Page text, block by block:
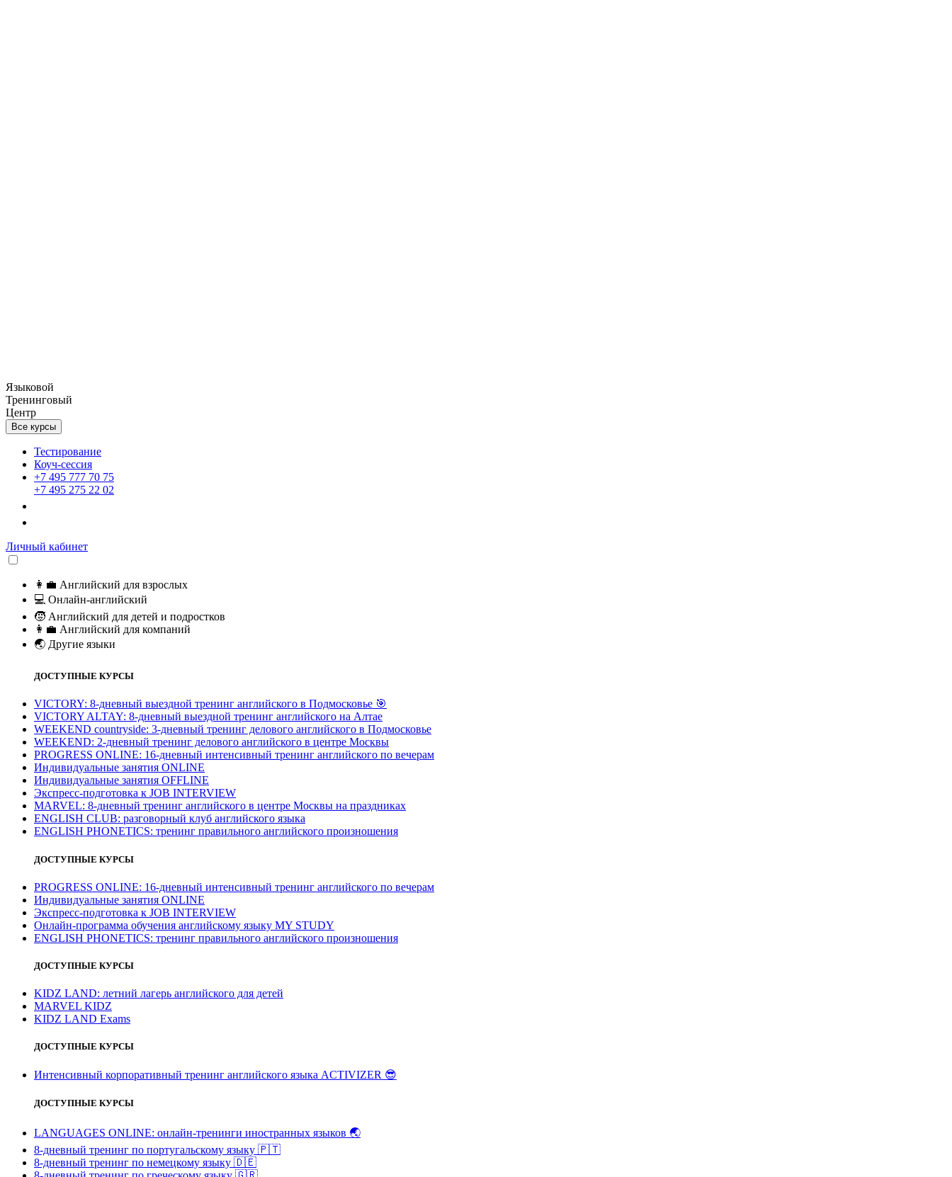
Языковой
Тренинговый
Центр
Все курсы
Тестирование
Коуч-сессия
+7 495 777 70 75
+7 495 275 22 02
Личный кабинет
👩‍💼 Английский для взрослых
💻 Онлайн-английский
🧒 Английский для детей и подростков
👩‍💼 Английский для компаний
🌏 Другие языки
ДОСТУПНЫЕ КУРСЫ
VICTORY: 8-дневный выездной тренинг английского в Подмосковье 🎯
VICTORY ALTAY: 8-дневный выездной тренинг английского на Алтае
WEEKEND countryside: 3-дневный тренинг делового английского в Подмосковье
WEEKEND: 2-дневный тренинг делового английского в центре Москвы
PROGRESS ONLINE: 16-дневный интенсивный тренинг английского по вечерам
Индивидуальные занятия ONLINE
Индивидуальные занятия OFFLINE
Экспресс-подготовка к JOB INTERVIEW
МARVEL: 8-дневный тренинг английского в центре Москвы на праздниках
ENGLISH CLUB: разговорный клуб английского языка
ENGLISH PHONETICS: тренинг правильного английского произношения
ДОСТУПНЫЕ КУРСЫ
PROGRESS ONLINE: 16-дневный интенсивный тренинг английского по вечерам
Индивидуальные занятия ONLINE
Экспресс-подготовка к JOB INTERVIEW
Онлайн-программа обучения английскому языку MY STUDY
ENGLISH PHONETICS: тренинг правильного английского произношения
ДОСТУПНЫЕ КУРСЫ
KIDZ LAND: летний лагерь английского для детей
MARVEL KIDZ
KIDZ LAND Exams
ДОСТУПНЫЕ КУРСЫ
Интенсивный корпоративный тренинг английского языка ACTIVIZER 😎
ДОСТУПНЫЕ КУРСЫ
LANGUAGES ONLINE: онлайн-тренинги иностранных языков 🌏
8-дневный тренинг по португальскому языку 🇵🇹
8-дневный тренинг по немецкому языку 🇩🇪